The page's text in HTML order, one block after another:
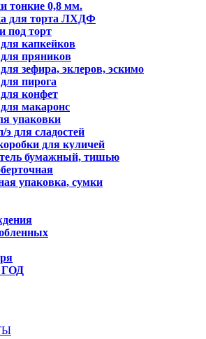
тонкие 0,8 мм.
для торта ЛХДФ
под торт
капкейков
пряников
зефира, эклеров, эскимо
пирога
конфет
макаронс
упаковки
для сладостей
для куличей
бумажный, тишью
упаковка, сумки